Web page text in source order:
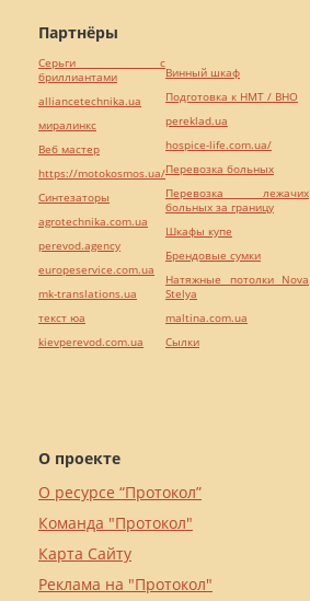
О проекте
О ресурсе “Протокол”
Команда "Протокол"
Карта Сайту
Реклама на "Протокол"
Партнёры
Серьги с
бриллиантами
alliancetechnika.ua
миралинкс
Веб мастер
https://motokosmos.ua/
Синтезаторы
agrotechnika.com.ua
perevod.agency
europeservice.com.ua
mk-translations.ua
текст юа
kievperevod.com.ua
Винный шкаф
Подготовка к НМТ / ВНО
pereklad.ua
hospice-life.com.ua/
Перевозка больных
Перевозка лежачих
больных за границу
Шкафы купе
Брендовые сумки
Натяжные потолки Nova
Stelya
maltina.com.ua
Cылки